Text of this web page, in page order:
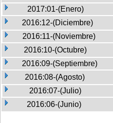
2017:01-(Enero)
2016:12-(Diciembre)
2016:11-(Noviembre)
2016:10-(Octubre)
2016:09-(Septiembre)
2016:08-(Agosto)
2016:07-(Julio)
2016:06-(Junio)